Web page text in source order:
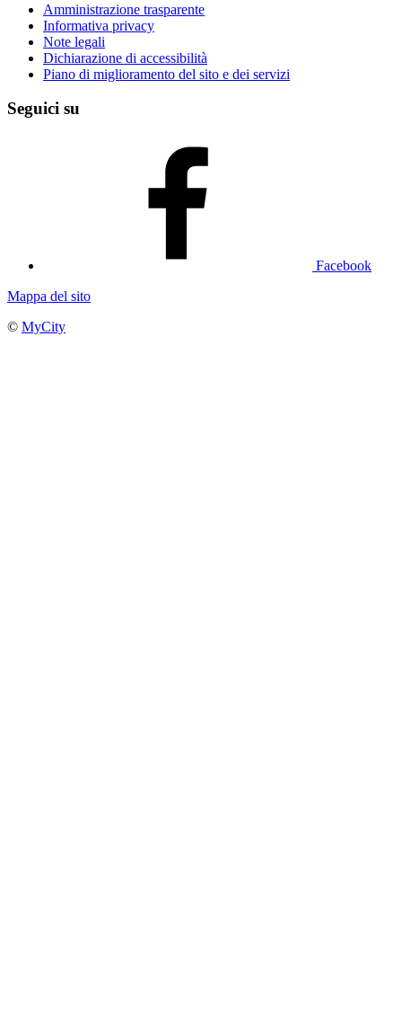
Amministrazione trasparente
Informativa privacy
Note legali
Dichiarazione di accessibilità
Piano di miglioramento del sito e dei servizi
Seguici su
Facebook
Mappa del sito
© MyCity